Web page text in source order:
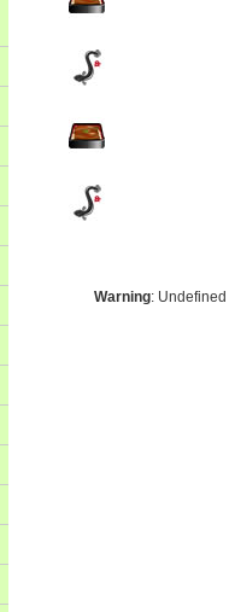
Warning: